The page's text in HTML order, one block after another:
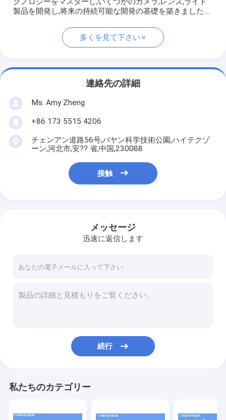
製品を開発し,将来の持続可能な開発の基礎を築きました....
多くを見て下さい
連絡先の詳細
Ms. Amy Zheng
+86 173 5515 4206
チェンアン道路56号,バヤン科学技術公園,ハイテクゾ
ーン,河北市,安?? 省,中国,230088
接触
メッセージ
迅速に返信します
続行
私たちのカテゴリー